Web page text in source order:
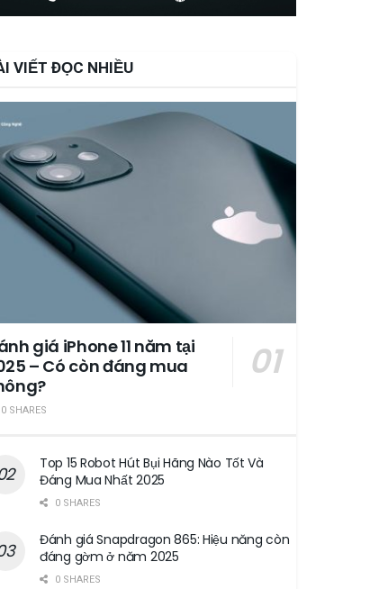
VIẾT ĐỌC NHIỀU
giá iPhone 11 năm tại
– Có còn đáng mua
0 SHARES
Top 15 Robot Hút Bụi Hãng Nào Tốt Và
Đáng Mua Nhất 2025
0 SHARES
Đánh giá Snapdragon 865: Hiệu năng còn
đáng gờm ở năm 2025
0 SHARES